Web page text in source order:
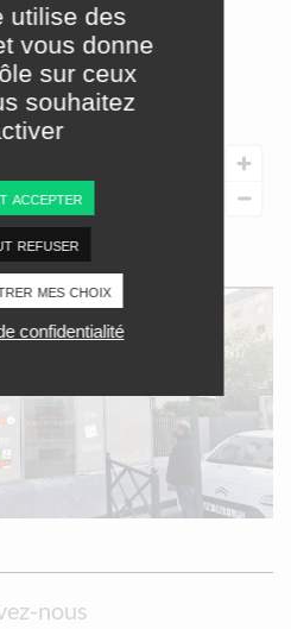
nous
utilise des
vous donne
sur ceux
souhaitez
accepter
refuser
mes choix
confidentialité